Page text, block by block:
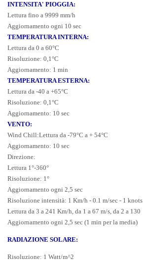
INTENSITA' PIOGGIA:
Lettura fino a 9999 mm/h
Aggiornamento ogni 10 sec
TEMPERATURA INTERNA:
Lettura da 0 a 60°C
Risoluzione: 0,1°C
Aggiornamento: 1 min
TEMPERATURA ESTERNA:
Lettura da -40 a +65°C
Risoluzione: 0,1°C
Aggiornamento: 10 sec
VENTO:
Wind Chill:Lettura da -79°C a + 54°C
Aggiornamento: 10 sec
Direzione:
Lettura 1°-360°
Risoluzione: 1°
Aggiornamento ogni 2,5 sec
Risoluzione intensità: 1 Km/h - 0.1 m/sec - 1 knots
Lettura da 3 a 241 Km/h, da 1 a 67 m/s, da 2 a 130
Aggiornamento ogni 2,5 sec (1 min per la media)
RADIAZIONE SOLARE:
Risoluzione: 1 Watt/m^2